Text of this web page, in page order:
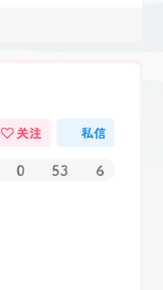
关注 私信
0 53 6